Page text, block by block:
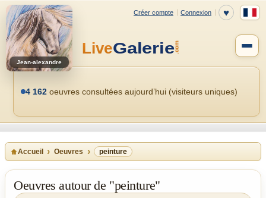
Jean-alexandre
4 162 oeuvres consultées aujourd’hui (visiteurs uniques)
Accueil Oeuvres peinture
Oeuvres autour de "peinture"